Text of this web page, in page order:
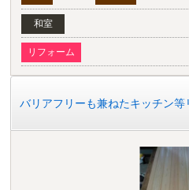
和室
リフォーム
バリアフリーも兼ねたキッチン